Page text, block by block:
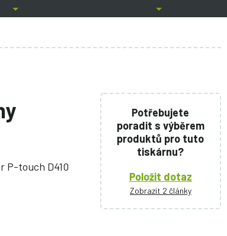
P-touch D410
Potřebujete
poradit s výběrem
produktů pro tuto
tiskárnu?
Položit dotaz
Zobrazit 2 články